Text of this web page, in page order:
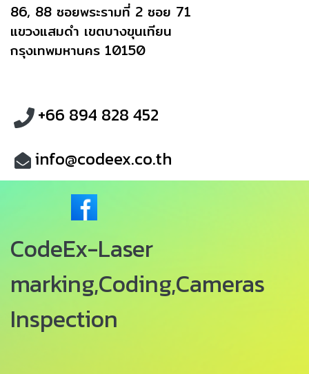
86, 88 ซอยพระรามที่ 2 ซอย 71
แขวงแสมดำ เขตบางขุนเทียน
กรุงเทพมหานคร 10150
+66 894 828 452
info@codeex.co.th
CodeEx-Laser
marking,Coding,Cameras
Inspection